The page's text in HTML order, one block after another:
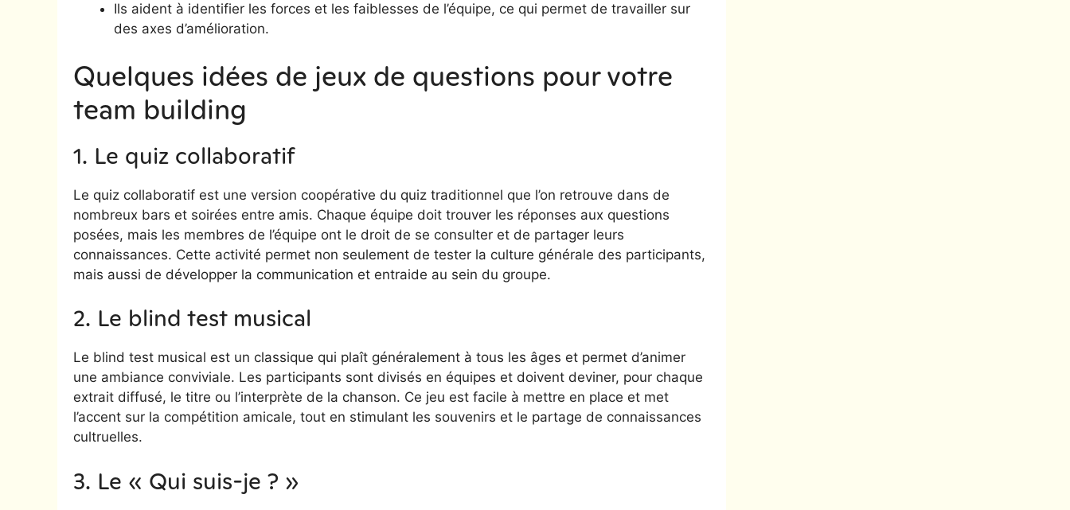
Ils aident à identifier les forces et les faiblesses de l’équipe, ce qui permet de travailler sur
des axes d’amélioration.
Quelques idées de jeux de questions pour votre
team building
1. Le quiz collaboratif
Le quiz collaboratif est une version coopérative du quiz traditionnel que l’on retrouve dans de
nombreux bars et soirées entre amis. Chaque équipe doit trouver les réponses aux questions
posées, mais les membres de l’équipe ont le droit de se consulter et de partager leurs
connaissances. Cette activité permet non seulement de tester la culture générale des participants,
mais aussi de développer la communication et entraide au sein du groupe.
2. Le blind test musical
Le blind test musical est un classique qui plaît généralement à tous les âges et permet d’animer
une ambiance conviviale. Les participants sont divisés en équipes et doivent deviner, pour chaque
extrait diffusé, le titre ou l’interprète de la chanson. Ce jeu est facile à mettre en place et met
l’accent sur la compétition amicale, tout en stimulant les souvenirs et le partage de connaissances
cultruelles.
3. Le « Qui suis-je ? »